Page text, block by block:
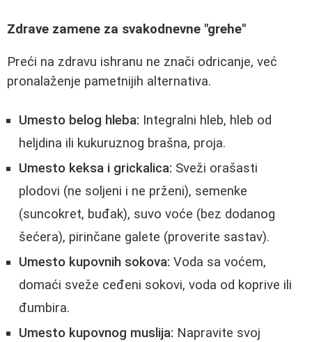
Zdrave zamene za svakodnevne "grehe"
Preći na zdravu ishranu ne znači odricanje, već
pronalaženje pametnijih alternativa.
Umesto belog hleba: Integralni hleb, hleb od
heljdina ili kukuruznog brašna, proja.
Umesto keksa i grickalica: Sveži orašasti
plodovi (ne soljeni i ne prženi), semenke
(suncokret, buđak), suvo voće (bez dodanog
šećera), pirinčane galete (proverite sastav).
Umesto kupovnih sokova: Voda sa voćem,
domaći sveže ceđeni sokovi, voda od koprive ili
đumbira.
Umesto kupovnog muslija: Napravite svoj